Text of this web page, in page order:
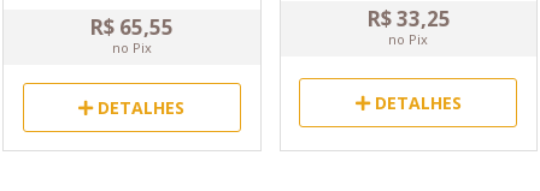
R$ 65,55
no Pix
DETALHES
R$ 33,25
no Pix
DETALHES